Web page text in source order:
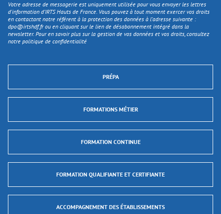
Votre adresse de messagerie est uniquement utilisée pour vous envoyer les lettres
d'information d’IRTS Hauts de France. Vous pouvez à tout moment exercer vos droits
en contactant notre référent à la protection des données à l’adresse suivante :
dpo@irtshdf.frou en cliquant sur le lien de désabonnement intégré dans la
newsletter. Pour en savoir plus sur la gestion de vos données et vos droits, consultez
notre politique de confidentialité
PRÉPA
FORMATIONS MÉTIER
FORMATION CONTINUE
FORMATION QUALIFIANTE ET CERTIFIANTE
ACCOMPAGNEMENT DES ÉTABLISSEMENTS